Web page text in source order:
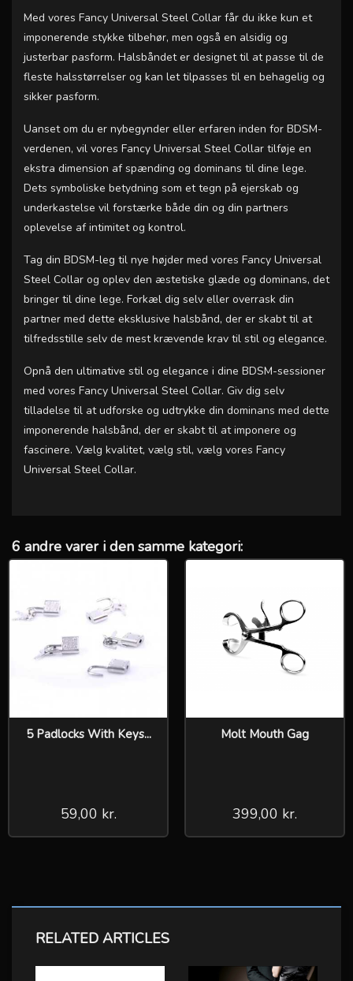
Med vores Fancy Universal Steel Collar får du ikke kun et
imponerende stykke tilbehør, men også en alsidig og
justerbar pasform. Halsbåndet er designet til at passe til de
fleste halsstørrelser og kan let tilpasses til en behagelig og
sikker pasform.
Uanset om du er nybegynder eller erfaren inden for BDSM-
verdenen, vil vores Fancy Universal Steel Collar tilføje en
ekstra dimension af spænding og dominans til dine lege.
Dets symboliske betydning som et tegn på ejerskab og
underkastelse vil forstærke både din og din partners
oplevelse af intimitet og kontrol.
Tag din BDSM-leg til nye højder med vores Fancy Universal
Steel Collar og oplev den æstetiske glæde og dominans, det
bringer til dine lege. Forkæl dig selv eller overrask din
partner med dette eksklusive halsbånd, der er skabt til at
tilfredsstille selv de mest krævende krav til stil og elegance.
Opnå den ultimative stil og elegance i dine BDSM-sessioner
med vores Fancy Universal Steel Collar. Giv dig selv
tilladelse til at udforske og udtrykke din dominans med dette
imponerende halsbånd, der er skabt til at imponere og
fascinere. Vælg kvalitet, vælg stil, vælg vores Fancy
Universal Steel Collar.
6 andre varer i den samme kategori:
5 Padlocks With Keys...
59,00 kr.
Molt Mouth Gag
399,00 kr.
RELATED ARTICLES